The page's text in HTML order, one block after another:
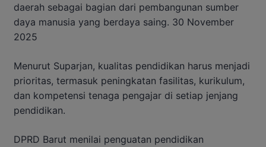
daerah sebagai bagian dari pembangunan sumber
daya manusia yang berdaya saing. 30 November
2025
Menurut Suparjan, kualitas pendidikan harus menjadi
prioritas, termasuk peningkatan fasilitas, kurikulum,
dan kompetensi tenaga pengajar di setiap jenjang
pendidikan.
DPRD Barut menilai penguatan pendidikan